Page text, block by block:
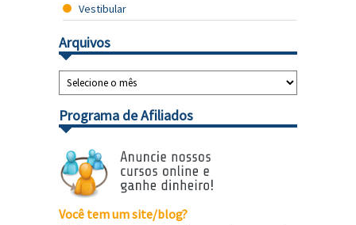
Vestibular
Arquivos
Programa de Afiliados
Você tem um site/blog?